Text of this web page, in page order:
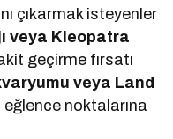
çıkarmak isteyenler
veya Kleopatra
geçirme fırsatı
veya Land
eğlence noktalarına